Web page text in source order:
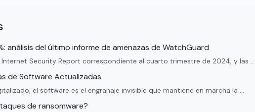
análisis del último informe de amenazas de WatchGuard
Security Report correspondiente al cuarto trimestre de 2024, y las …
de Software Actualizadas
el software es el engranaje invisible que mantiene en marcha la …
de ransomware?